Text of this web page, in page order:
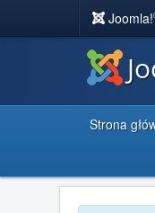
Joomla!
Strona